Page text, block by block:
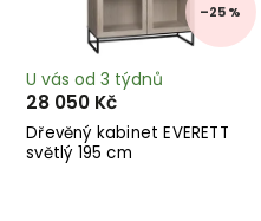
–25 %
Dřevěný kabinet EVERETT
světlý 195 cm
U vás od 3 týdnů
28 050 Kč